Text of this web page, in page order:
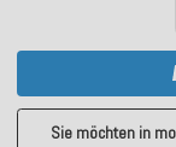
Sie möchten in